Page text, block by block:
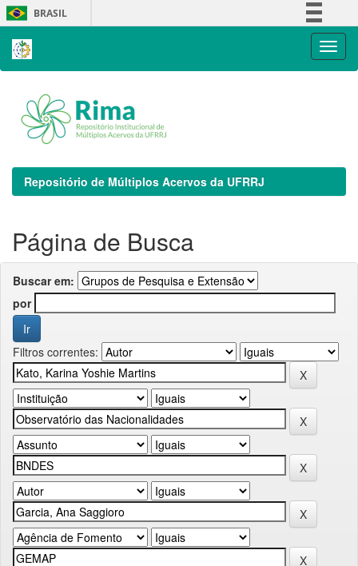
Skip
navigation
BRASIL
Repositório de Múltiplos Acervos da UFRRJ
Página de Busca
Buscar em:
por
Filtros correntes: